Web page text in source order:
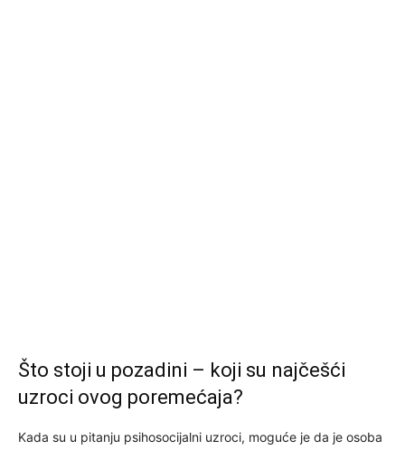
Što stoji u pozadini – koji su najčešći
uzroci ovog poremećaja?
Kada su u pitanju psihosocijalni uzroci, moguće je da je osoba